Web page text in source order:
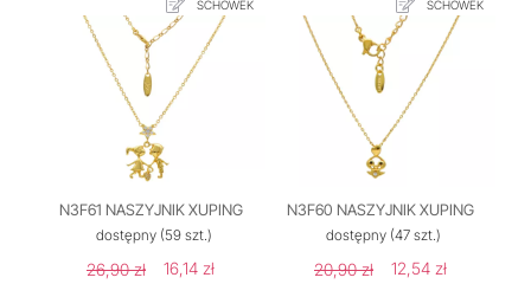
SCHOWEK
N3F61 NASZYJNIK XUPING
dostępny(59 szt.)
26,90 zł 16,14 zł
SCHOWEK
N3F60 NASZYJNIK XUPING
dostępny (47 szt.)
20,90 zł 12,54 zł